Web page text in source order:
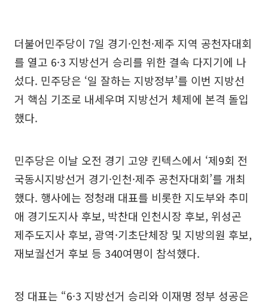
더불어민주당이 7일 경기·인천·제주 지역 공천자대회
를 열고 6·3 지방선거 승리를 위한 결속 다지기에 나
섰다. 민주당은 ‘일 잘하는 지방정부’를 이번 지방선
거 핵심 기조로 내세우며 지방선거 체제에 본격 돌입
했다.
민주당은 이날 오전 경기 고양 킨텍스에서 ‘제9회 전
국동시지방선거 경기·인천·제주 공천자대회’를 개최
했다. 행사에는 정청래 대표를 비롯한 지도부와 추미
애 경기도지사 후보, 박찬대 인천시장 후보, 위성곤
제주도지사 후보, 광역·기초단체장 및 지방의원 후보,
재보궐선거 후보 등 340여명이 참석했다.
정 대표는 “6·3 지방선거 승리와 이재명 정부 성공은